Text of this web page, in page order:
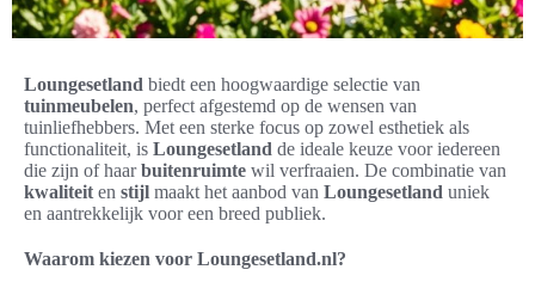
Loungesetland biedt een hoogwaardige selectie van
tuinmeubelen, perfect afgestemd op de wensen van
tuinliefhebbers. Met een sterke focus op zowel esthetiek als
functionaliteit, is Loungesetland de ideale keuze voor iedereen
die zijn of haarbuitenruimte wil verfraaien. De combinatie van
kwaliteit en stijl maakt het aanbod van Loungesetland uniek
en aantrekkelijk voor een breed publiek.
Waarom kiezen voor Loungesetland.nl?